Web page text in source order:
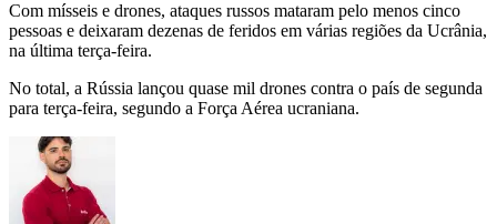
Com mísseis e drones, ataques russos mataram pelo menos cinco
pessoas e deixaram dezenas de feridos em várias regiões da Ucrânia,
na última terça-feira.
No total, a Rússia lançou quase mil drones contra o país de segunda
para terça-feira, segundo a Força Aérea ucraniana.